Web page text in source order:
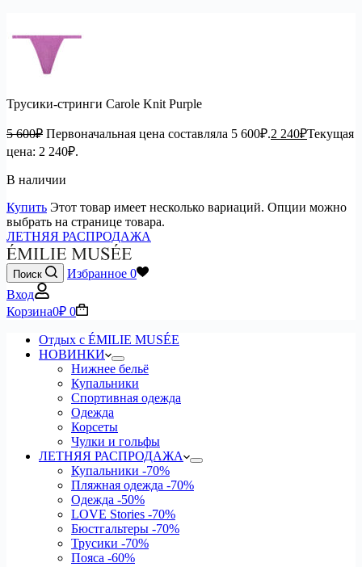
Трусики-стринги Carole Knit Purple
5 600₽ Первоначальная цена составляла 5 600₽.2 240₽Текущая
цена: 2 240₽.
В наличии
Купить Этот товар имеет несколько вариаций. Опции можно
выбрать на странице товара.
ЛЕТНЯЯ РАСПРОДАЖА
Поиск Избранное 0
Вход
Корзина0₽ 0
Отдых с ÉMILIE MUSÉE
НОВИНКИ
Нижнее бельё
Купальники
Спортивная одежда
Одежда
Корсеты
Чулки и гольфы
ЛЕТНЯЯ РАСПРОДАЖА
Купальники -70%
Пляжная одежда -70%
Одежда -50%
LOVE Stories -70%
Бюстгальтеры -70%
Трусики -70%
Пояса -60%